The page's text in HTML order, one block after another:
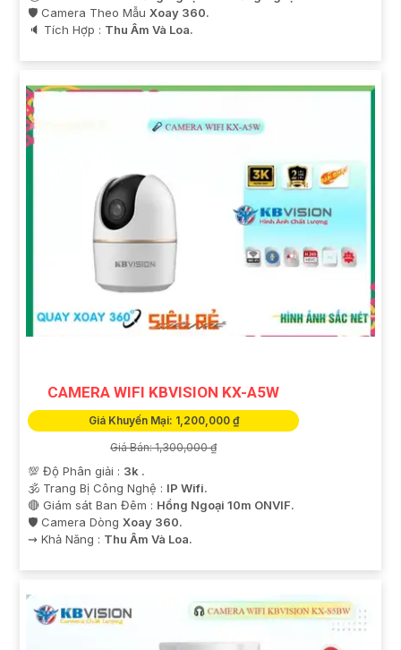
🛡 Camera Theo Mẫu Xoay 360.
️🔈 Tích Hợp : Thu Âm Và Loa.
CAMERA WIFI KBVISION KX-A5W
Giá Khuyến Mại: 1,200,000 ₫
Giá Bán: 1,300,000 ₫
💯 Độ Phân giải : 3k .
🕉️ Trang Bị Công Nghệ : IP Wifi.
🔴 Giám sát Ban Đêm : Hồng Ngoại 10m ONVIF.
🛡 Camera Dòng Xoay 360.
️⇝ Khả Năng : Thu Âm Và Loa.